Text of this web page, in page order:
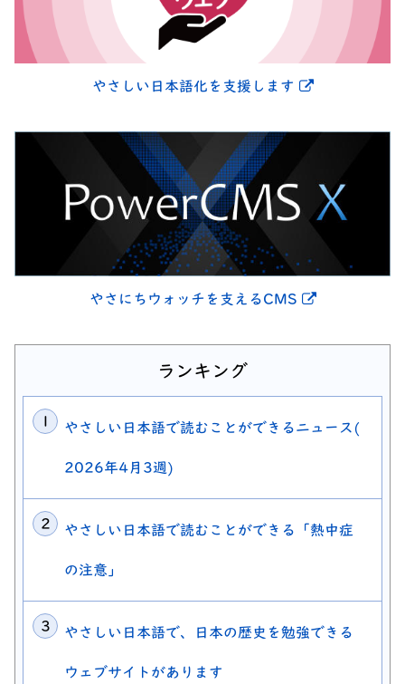
やさしい日本語化を支援します 別ウィンドウ
やさにちウォッチを支えるCMS 別ウィンド
ランキング
やさしい日本語で読むことができるニュース(
2026年4月3週)
やさしい日本語で読むことができる「熱中症
の注意」
やさしい日本語で、日本の歴史を勉強できる
ウェブサイトがあります